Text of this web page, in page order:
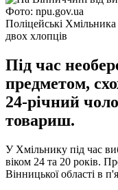
Фото: npu.gov.ua
Поліцейські
двох хлопців
Під час
предметом,
24-річний
товариш.
У Хмільнику під час
віком 24 та 20 років.
Вінницької області в